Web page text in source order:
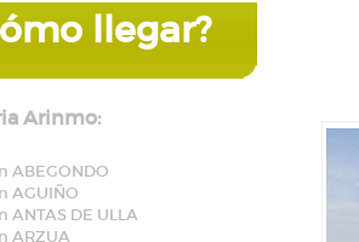
llegar?
Arinmo:
ABEGONDO
AGUIÑO
ANTAS DE ULLA
ARZUA